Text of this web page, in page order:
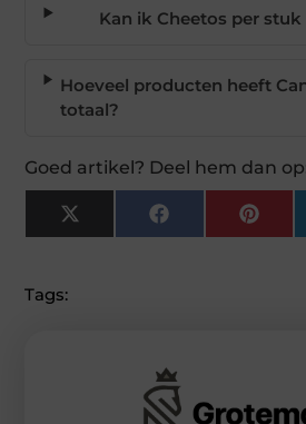
Kan ik Cheetos per stuk
Hoeveel producten heeft
totaal?
Goed artikel? Deel hem dan
X
(Twitter)
Facebook
Tags: